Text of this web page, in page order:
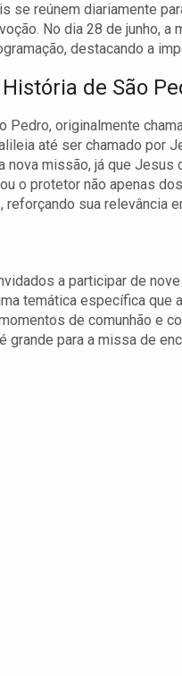
se reúnem diariamente
No dia 28 de junho, a
destacando a
de São
Pedro, originalmente
até ser chamado por
missão, já que
o protetor não apenas
sua relevância
a participar de
temática específica que
de comunhão e
para a missa de